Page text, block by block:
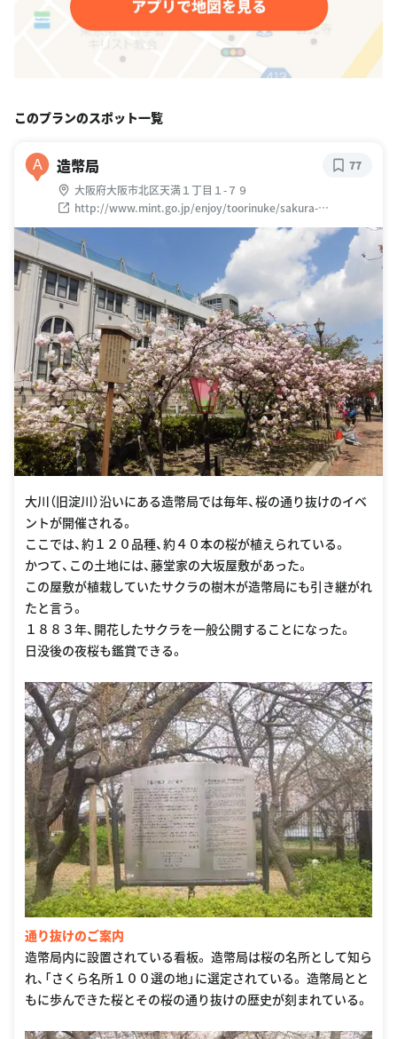
このプランのスポット一覧
A 造幣局
大阪府大阪市北区天満１丁目１-７９
http://www.mint.go.jp/enjoy/toorinuke/sakura-
osaka.html
77
大川（旧淀川）沿いにある造幣局では毎年、桜の通り抜けのイベ
ントが開催される。
ここでは、約１２０品種、約４０本の桜が植えられている。
かつて、この土地には、藤堂家の大坂屋敷があった。
この屋敷が植栽していたサクラの樹木が造幣局にも引き継がれ
たと言う。
１８８３年、開花したサクラを一般公開することになった。
日没後の夜桜も鑑賞できる。
通り抜けのご案内
造幣局内に設置されている看板。 造幣局は桜の名所として知ら
れ、「さくら名所１００選の地」に選定されている。 造幣局とと
もに歩んできた桜とその桜の通り抜けの歴史が刻まれている。